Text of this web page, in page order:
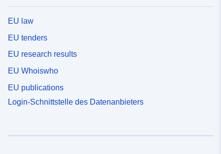
EU law
EU tenders
EU research results
EU Whoiswho
EU publications
Login-Schnittstelle des Datenanbieters